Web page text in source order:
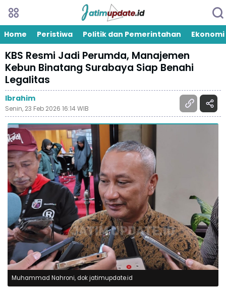
Home Peristiwa Politik dan Pemerintahan Ekonomi
KBS Resmi Jadi Perumda, Manajemen
Kebun Binatang Surabaya Siap Benahi
Legalitas
Ibrahim
Senin, 23 Feb 2026 16:14 WIB
Muhammad Nahroni, dok jatimupdate.id